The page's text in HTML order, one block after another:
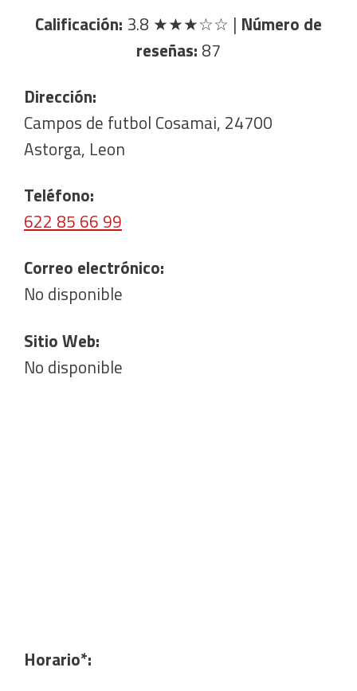
Calificación: 3.8 ★★★☆☆ | Número de
reseñas: 87
Dirección:
Campos de futbol Cosamai, 24700
Astorga, Leon
Teléfono:
622 85 66 99
Correo electrónico:
No disponible
Sitio Web:
No disponible
Horario*: